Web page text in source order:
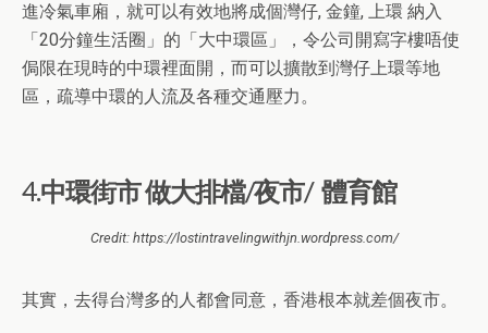
進冷氣車廂，就可以有效地將成個灣仔, 金鐘, 上環 納入
「20分鐘生活圈」的「大中環區」，令公司開寫字樓唔使
侷限在現時的中環裡面開，而可以擴散到灣仔上環等地
區，疏導中環的人流及各種交通壓力。
4.中環街市 做大排檔/夜市/ 體育館
Credit: https://lostintravelingwithjn.wordpress.com/
其實，去得台灣多的人都會同意，香港根本就差個夜市。